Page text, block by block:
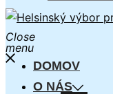
Close
menu
DOMOV
O NÁS